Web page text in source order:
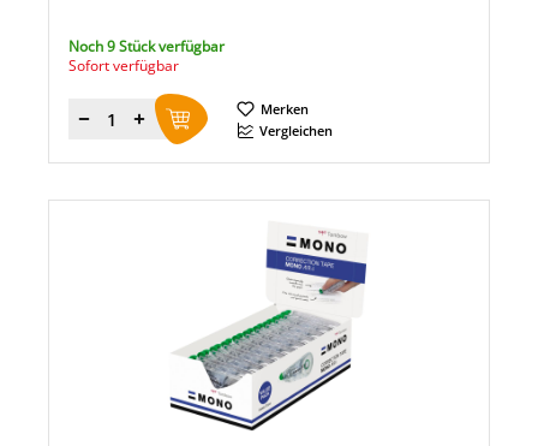
Noch 9 Stück verfügbar
Sofort verfügbar
Menge
Merken
Vergleichen